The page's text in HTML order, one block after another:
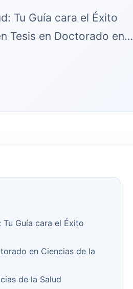
Tu Guía cara el Éxito
Tesis en Doctorado en…
Guía cara el Éxito
en Ciencias de la
de la Salud